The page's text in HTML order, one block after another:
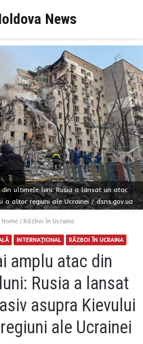
News
ultimele luni: Rusia a lansat un atac
a altor regiuni ale Ucrainei / dsns.gov.ua
/ Război în Ucraina
INTERNAŢIONAL RĂZBOI ÎN UCRAINA
amplu atac din
Rusia a lansat
asupra Kievului
ale Ucrainei